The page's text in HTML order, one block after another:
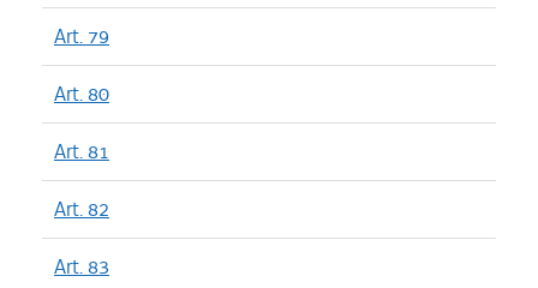
Art. 79
Art. 80
Art. 81
Art. 82
Art. 83